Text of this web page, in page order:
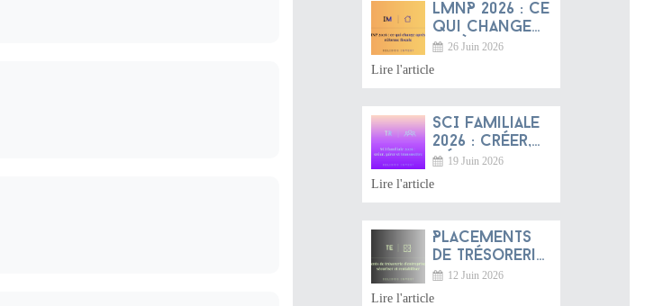
LMNP 2026 : ce
qui change
après la
réforme
26 Juin 2026
Lire l'article
SCI familiale
2026 : créer,
gérer et
transmettre
19 Juin 2026
Lire l'article
Placements
de trésorerie
d'entreprise
2026 :
12 Juin 2026
Lire l'article